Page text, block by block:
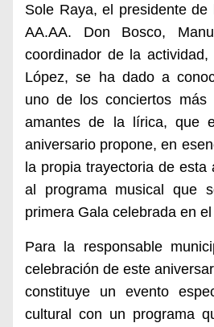
Sole Raya, el presidente de
AA.AA. Don Bosco,
coordinador de la
López, se ha dado a
uno de los conciertos más
amantes de la lírica, que
aniversario propone, en
la propia trayectoria de esta
al programa musical que
primera Gala celebrada en
Para la responsable
celebración de este
constituye un evento
cultural con un programa